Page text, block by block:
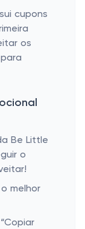
cupons
os
Be Little
o
melhor